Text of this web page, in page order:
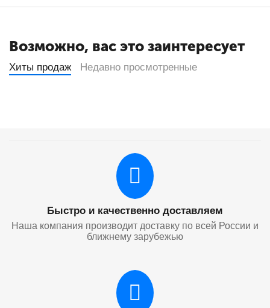
Возможно, вас это заинтересует
Хиты продаж Недавно просмотренные
Быстро и качественно доставляем
Наша компания производит доставку по всей России и
ближнему зарубежью